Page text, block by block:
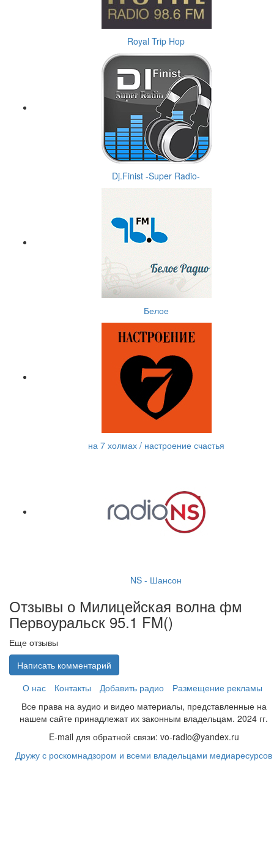
Royal Trip Hop
Dj.Finist -Super Radio-
Белое
на 7 холмах / настроение счастья
NS - Шансон
Отзывы о Милицейская волна фм
Первоуральск 95.1 FM()
Еще отзывы
Написать комментарий
О нас
Контакты Добавить радио
Размещение рекламы
Все права на аудио и видео материалы, представленные на
нашем сайте принадлежат их законным владельцам. 2024 гг.
E-mail для обратной связи: vo-radio@yandex.ru
Дружу с роскомнадзором и всеми владельцами медиаресурсов